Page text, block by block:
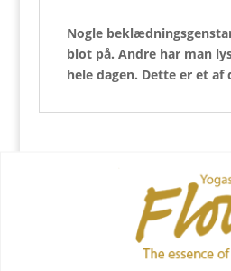
Nogle
blot på. Andre har man
hele dagen. Dette er et af
Relaterede varer